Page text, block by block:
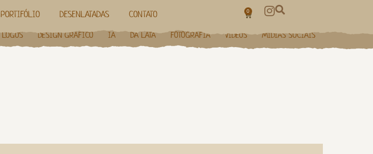
PORTIFÓLIO DESENLATADAS CONTATO 0
LOGOS DESIGN GRÁFICO IA DA LATA FOTOGRAFIA VÍDEOS MÍDIAS SOCIAIS